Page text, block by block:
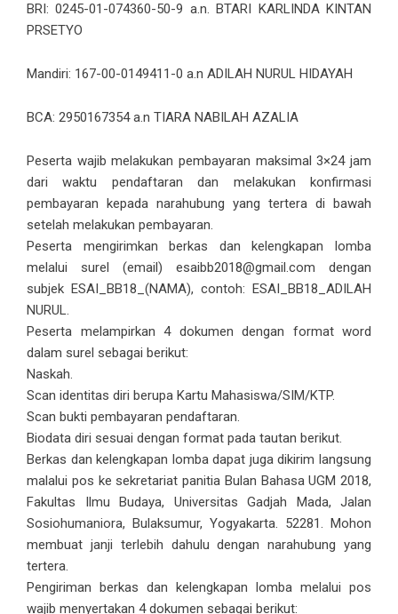
BRI: 0245-01-074360-50-9 a.n. BTARI KARLINDA KINTAN
PRSETYO
Mandiri: 167-00-0149411-0 a.n ADILAH NURUL HIDAYAH
BCA: 2950167354 a.n TIARA NABILAH AZALIA
Peserta wajib melakukan pembayaran maksimal 3×24 jam
dari waktu pendaftaran dan melakukan konfirmasi
pembayaran kepada narahubung yang tertera di bawah
setelah melakukan pembayaran.
Peserta mengirimkan berkas dan kelengkapan lomba
melalui surel (email) esaibb2018@gmail.com dengan
subjek ESAI_BB18_(NAMA), contoh: ESAI_BB18_ADILAH
NURUL.
Peserta melampirkan 4 dokumen dengan format word
dalam surel sebagai berikut:
Naskah.
Scan identitas diri berupa Kartu Mahasiswa/SIM/KTP.
Scan bukti pembayaran pendaftaran.
Biodata diri sesuai dengan format pada tautan berikut.
Berkas dan kelengkapan lomba dapat juga dikirim langsung
malalui pos ke sekretariat panitia Bulan Bahasa UGM 2018,
Fakultas Ilmu Budaya, Universitas Gadjah Mada, Jalan
Sosiohumaniora, Bulaksumur, Yogyakarta. 52281. Mohon
membuat janji terlebih dahulu dengan narahubung yang
tertera.
Pengiriman berkas dan kelengkapan lomba melalui pos
wajib menyertakan 4 dokumen sebagai berikut: